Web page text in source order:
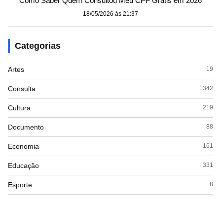
18/05/2026 às 21:37
Categorias
Artes 19
Consulta 1342
Cultura 219
Documento 88
Economia 161
Educação 331
Esporte 8